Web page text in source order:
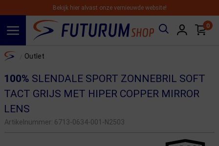
Bekijk hier alvast onze vernieuwde website!
0
Home Outlet
100% SLENDALE SPORT ZONNEBRIL SOFT
TACT GRIJS MET HIPER COPPER MIRROR
LENS
Artikelnummer: 6713-0634-001-N2503